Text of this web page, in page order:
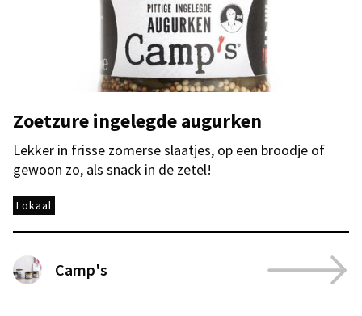
Zoetzure ingelegde augurken
Lekker in frisse zomerse slaatjes, op een broodje of
gewoon zo, als snack in de zetel!
Lokaal
Camp's